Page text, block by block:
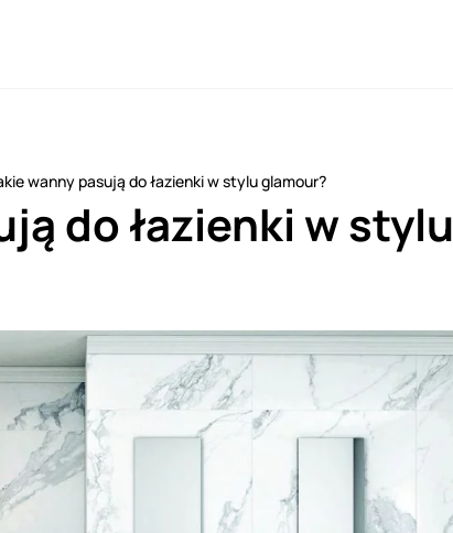
wanny pasują do łazienki w stylu glamour?
do łazienki w stylu